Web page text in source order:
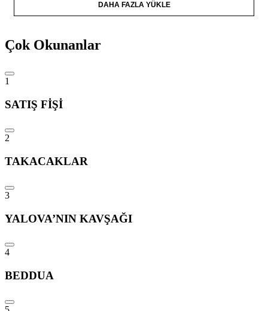
DAHA FAZLA YÜKLE
Çok Okunanlar
1
SATIŞ FİŞİ
2
TAKACAKLAR
3
YALOVA’NIN KAVŞAĞI
4
BEDDUA